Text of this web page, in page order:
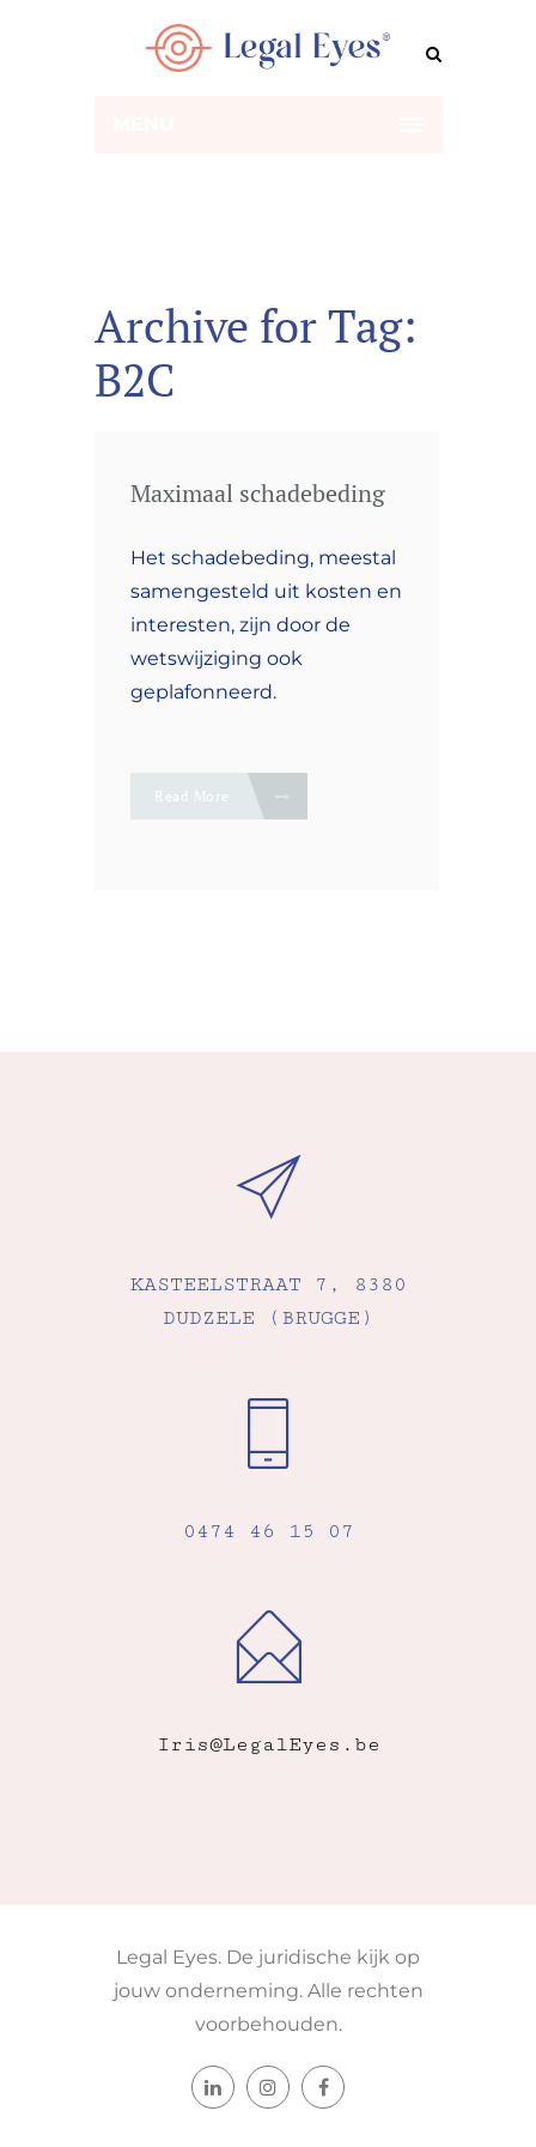
Archive for Tag:
B2C
Maximaal schadebeding
Het schadebeding, meestal
samengesteld uit kosten en
interesten, zijn door de
wetswijziging ook
geplafonneerd.
Read More
KASTEELSTRAAT 7, 8380
DUDZELE (BRUGGE)
0474 46 15 07
Iris@LegalEyes.be
Legal Eyes. De juridische kijk op
jouw onderneming. Alle rechten
voorbehouden.